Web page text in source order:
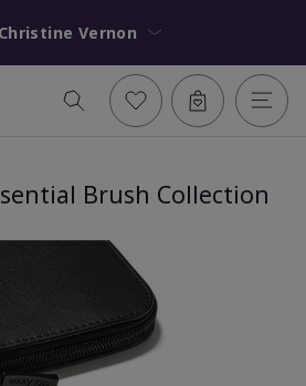
Christine Vernon
Brush Collection